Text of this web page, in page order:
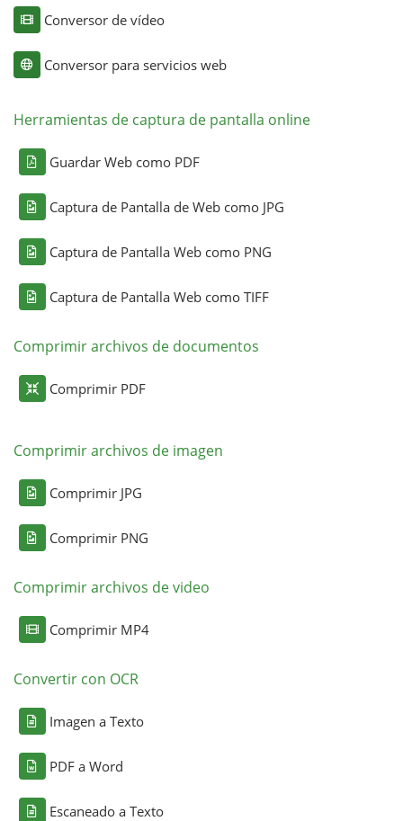
Conversor de vídeo
Conversor para servicios web
Herramientas de captura de pantalla online
Guardar Web como PDF
Captura de Pantalla de Web como JPG
Captura de Pantalla Web como PNG
Captura de Pantalla Web como TIFF
Comprimir archivos de documentos
Comprimir PDF
Comprimir archivos de imagen
Comprimir JPG
Comprimir PNG
Comprimir archivos de video
Comprimir MP4
Convertir con OCR
Imagen a Texto
PDF a Word
Escaneado a Texto